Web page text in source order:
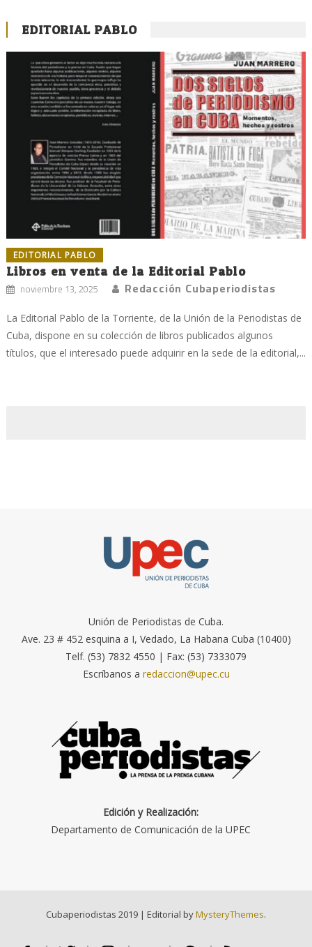
EDITORIAL PABLO
EDITORIAL PABLO
Libros en venta de la Editorial Pablo
noviembre 13, 2025 Redacción Cubaperiodistas
La Editorial Pablo de la Torriente, de la Unión de la Periodistas de
Cuba, dispone en su colección de libros publicados algunos
títulos, que el interesado puede adquirir en la sede de la editorial,...
Unión de Periodistas de Cuba.
Ave. 23 # 452 esquina a I, Vedado, La Habana Cuba (10400)
Telf. (53) 7832 4550 | Fax: (53) 7333079
Escríbanos a redaccion@upec.cu
Edición y Realización:
Departamento de Comunicación de la UPEC
Cubaperiodistas 2019 | Editorial byMysteryThemes.